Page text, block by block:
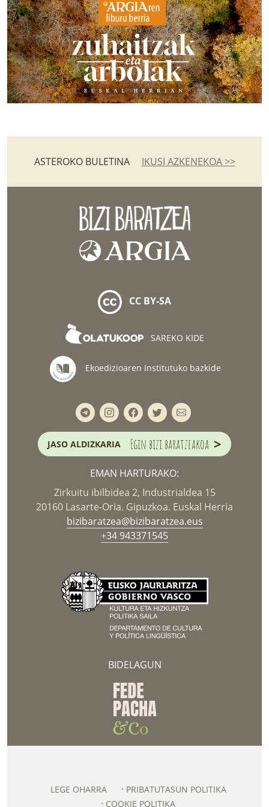
ASTEROKO BULETINA IKUSI AZKENEKOA >>
CC BY-SA
SAREKO KIDE
Ekoedizioaren Institutuko bazkide
JASO ALDIZKARIA Egin bizi baratzeakoa >
EMAN HARTURAKO:
Zirkuitu ibilbidea 2, Industrialdea 15
20160 Lasarte-Oria. Gipuzkoa. Euskal Herria
bizibaratzea@bizibaratzea.eus
+34 943371545
BIDELAGUN
LEGE OHARRA
PRIBATUTASUN POLITIKA
COOKIE POLITIKA